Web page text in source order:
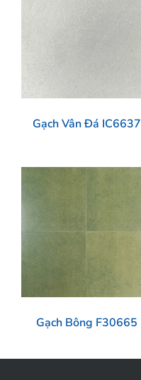
Gạch Vân Đá IC6637
Gạch Bông F30665